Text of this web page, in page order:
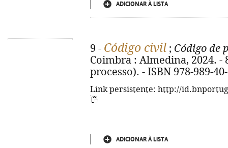
ADICIONAR À LISTA
9 - Código civil ; Código de
Coimbra : Almedina, 2024. -
processo). - ISBN 978-989-
Link persistente: http://
ADICIONAR À LISTA